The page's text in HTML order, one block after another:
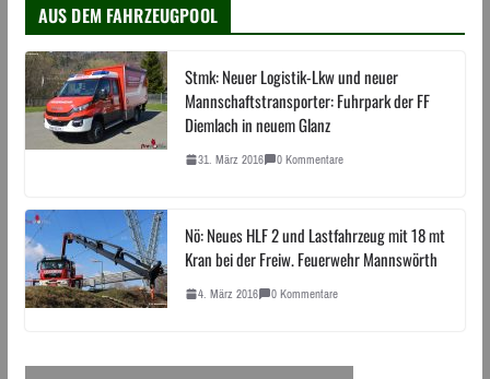
AUS DEM FAHRZEUGPOOL
Stmk: Neuer Logistik-Lkw und neuer
Mannschaftstransporter: Fuhrpark der FF
Diemlach in neuem Glanz
31. März 2016 0 Kommentare
Nö: Neues HLF 2 und Lastfahrzeug mit 18 mt
Kran bei der Freiw. Feuerwehr Mannswörth
4. März 2016 0 Kommentare